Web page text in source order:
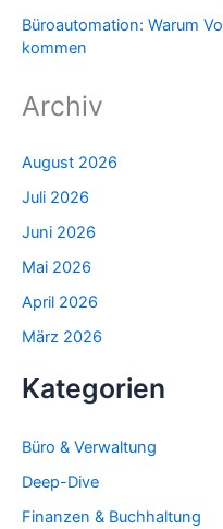
Büroautomation: Warum
kommen
Archiv
August 2026
Juli 2026
Juni 2026
Mai 2026
April 2026
März 2026
Kategorien
Büro & Verwaltung
Deep-Dive
Finanzen & Buchhaltung